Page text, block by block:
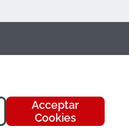
Acceptar
Cookies